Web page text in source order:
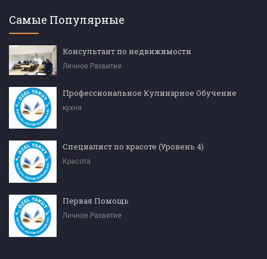
Самые Популярные
Консультант по недвижимости
Личное Развитие
Профессиональное Кулинарное Обучение
кухня
Специалист по красоте (Уровень 4)
Красота
Первая Помощь
Личное Развитие